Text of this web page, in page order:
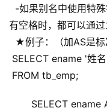
-如果别名中使用特
有空格时，都可以通
★例子：（加AS是标
SELECT ename '姓
FROM tb_emp;
SELECT ename